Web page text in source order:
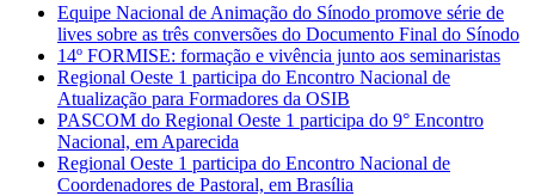
Equipe Nacional de Animação do Sínodo promove série de
lives sobre as três conversões do Documento Final do Sínodo
14º FORMISE: formação e vivência junto aos seminaristas
Regional Oeste 1 participa do Encontro Nacional de
Atualização para Formadores da OSIB
PASCOM do Regional Oeste 1 participa do 9° Encontro
Nacional, em Aparecida
Regional Oeste 1 participa do Encontro Nacional de
Coordenadores de Pastoral, em Brasília